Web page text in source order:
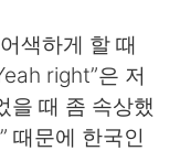
색하게 할 때
right”은 저
을 때 좀 속상했
때문에 한국인